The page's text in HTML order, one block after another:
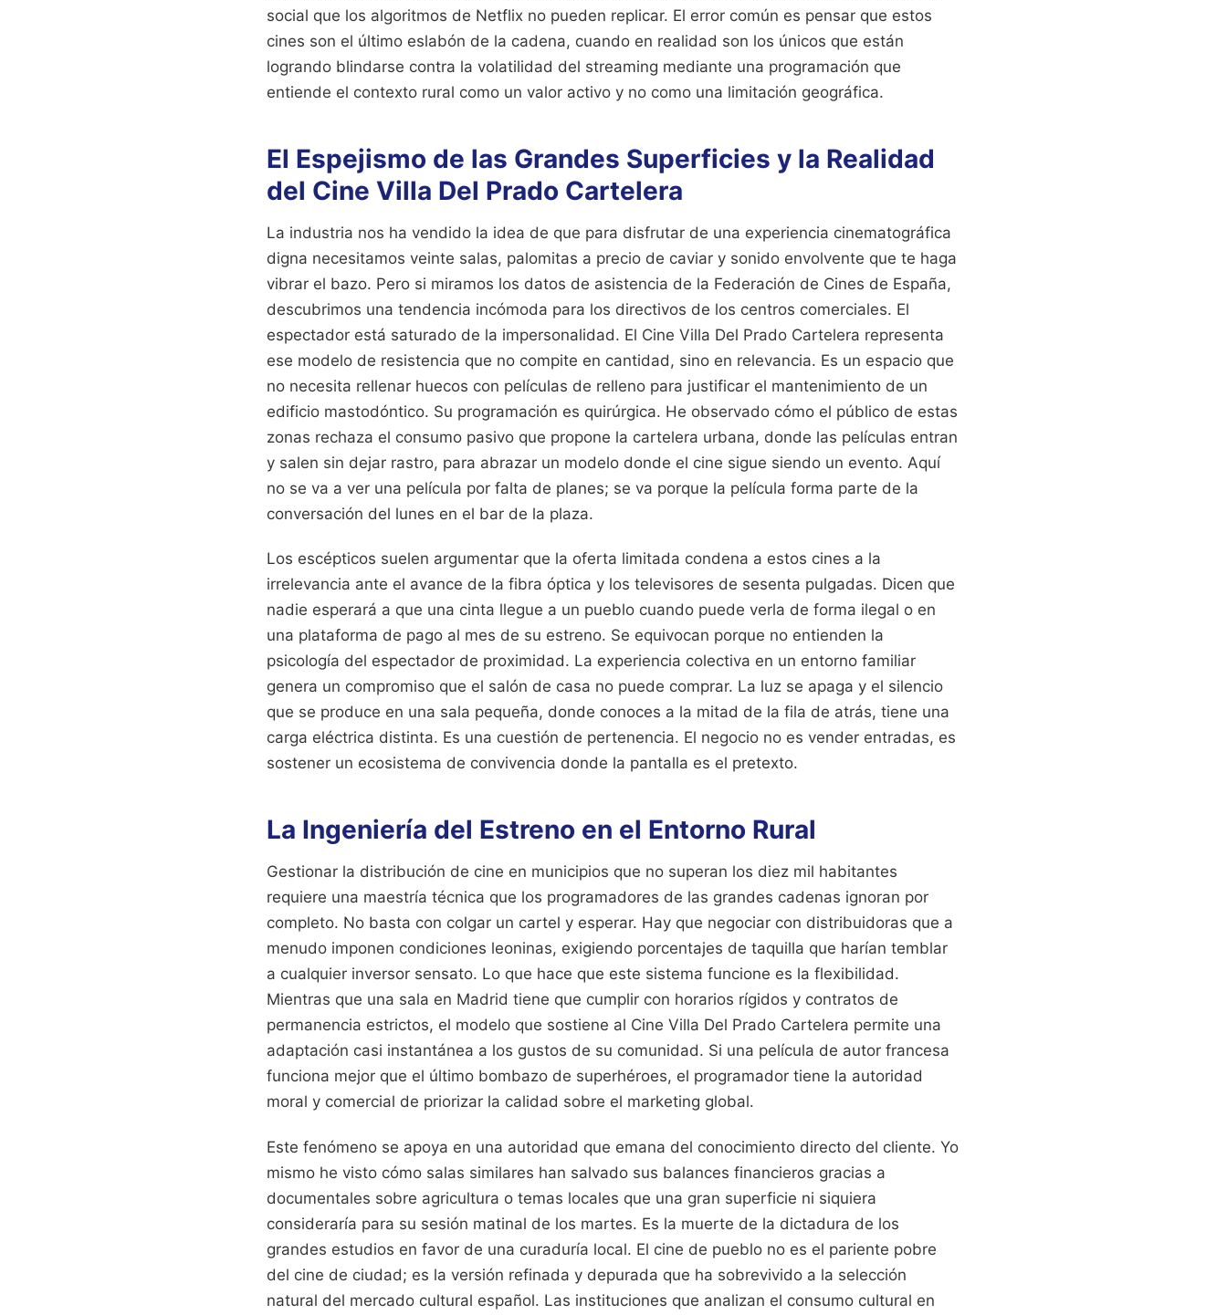
social que los algoritmos de Netflix no pueden replicar. El error común es pensar que estos
cines son el último eslabón de la cadena, cuando en realidad son los únicos que están
logrando blindarse contra la volatilidad del streaming mediante una programación que
entiende el contexto rural como un valor activo y no como una limitación geográfica.
El Espejismo de las Grandes Superficies y la Realidad
del Cine Villa Del Prado Cartelera
La industria nos ha vendido la idea de que para disfrutar de una experiencia cinematográfica
digna necesitamos veinte salas, palomitas a precio de caviar y sonido envolvente que te haga
vibrar el bazo. Pero si miramos los datos de asistencia de la Federación de Cines de España,
descubrimos una tendencia incómoda para los directivos de los centros comerciales. El
espectador está saturado de la impersonalidad. El Cine Villa Del Prado Cartelera representa
ese modelo de resistencia que no compite en cantidad, sino en relevancia. Es un espacio que
no necesita rellenar huecos con películas de relleno para justificar el mantenimiento de un
edificio mastodóntico. Su programación es quirúrgica. He observado cómo el público de estas
zonas rechaza el consumo pasivo que propone la cartelera urbana, donde las películas entran
y salen sin dejar rastro, para abrazar un modelo donde el cine sigue siendo un evento. Aquí
no se va a ver una película por falta de planes; se va porque la película forma parte de la
conversación del lunes en el bar de la plaza.
Los escépticos suelen argumentar que la oferta limitada condena a estos cines a la
irrelevancia ante el avance de la fibra óptica y los televisores de sesenta pulgadas. Dicen que
nadie esperará a que una cinta llegue a un pueblo cuando puede verla de forma ilegal o en
una plataforma de pago al mes de su estreno. Se equivocan porque no entienden la
psicología del espectador de proximidad. La experiencia colectiva en un entorno familiar
genera un compromiso que el salón de casa no puede comprar. La luz se apaga y el silencio
que se produce en una sala pequeña, donde conoces a la mitad de la fila de atrás, tiene una
carga eléctrica distinta. Es una cuestión de pertenencia. El negocio no es vender entradas, es
sostener un ecosistema de convivencia donde la pantalla es el pretexto.
La Ingeniería del Estreno en el Entorno Rural
Gestionar la distribución de cine en municipios que no superan los diez mil habitantes
requiere una maestría técnica que los programadores de las grandes cadenas ignoran por
completo. No basta con colgar un cartel y esperar. Hay que negociar con distribuidoras que a
menudo imponen condiciones leoninas, exigiendo porcentajes de taquilla que harían temblar
a cualquier inversor sensato. Lo que hace que este sistema funcione es la flexibilidad.
Mientras que una sala en Madrid tiene que cumplir con horarios rígidos y contratos de
permanencia estrictos, el modelo que sostiene al Cine Villa Del Prado Cartelera permite una
adaptación casi instantánea a los gustos de su comunidad. Si una película de autor francesa
funciona mejor que el último bombazo de superhéroes, el programador tiene la autoridad
moral y comercial de priorizar la calidad sobre el marketing global.
Este fenómeno se apoya en una autoridad que emana del conocimiento directo del cliente. Yo
mismo he visto cómo salas similares han salvado sus balances financieros gracias a
documentales sobre agricultura o temas locales que una gran superficie ni siquiera
consideraría para su sesión matinal de los martes. Es la muerte de la dictadura de los
grandes estudios en favor de una curaduría local. El cine de pueblo no es el pariente pobre
del cine de ciudad; es la versión refinada y depurada que ha sobrevivido a la selección
natural del mercado cultural español. Las instituciones que analizan el consumo cultural en